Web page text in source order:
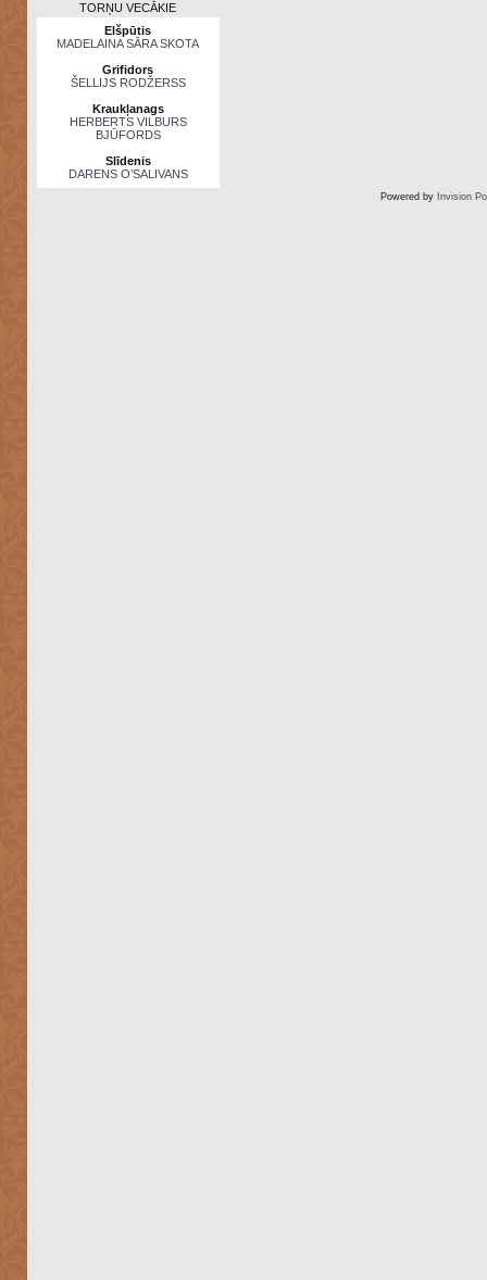
TORŅU VECĀKIE
Elšpūtis
MADELAINA SĀRA SKOTA
Grifidors
ŠELLIJS RODŽERSS
Kraukļanags
HERBERTS VILBURS
BJŪFORDS
Slīdenis
DARENS O’SALIVANS
Powered by Invision